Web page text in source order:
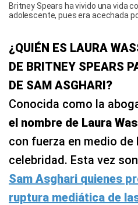
Britney Spears ha vivido una vida
adolescente, pues era acechada
¿QUIÉN ES LAURA
DE BRITNEY SPEARS
DE SAM ASGHARI?
Conocida como la
el nombre de Laura
con fuerza en medio de
celebridad. Esta vez son
Sam Asghari quienes
ruptura mediática de